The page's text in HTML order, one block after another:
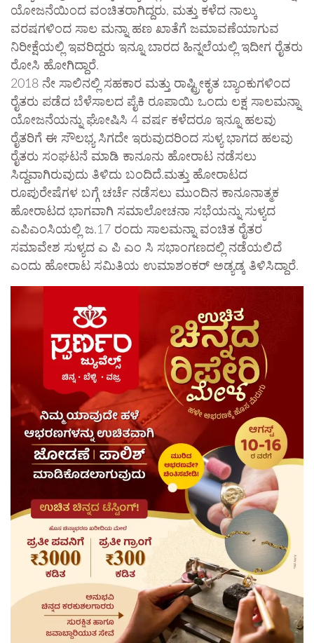
ಯೋಜನೆಯಿಂದ ವಂಚಿತರಾಗಿದ್ದರು, ಮತ್ತು ಕಳೆದ ನಾಲ್ಕು
ವರಷಗಳಿಂದ ಸಾಲ ಮನ್ನಾ ಹಣ ಖಾತೆಗೆ ಜಮಾವಣೆಯಾಗುವ
ನಿರೀಕ್ಷೆಯಲ್ಲಿ ಇವರಿದ್ದರು ಇನ್ನೂ ಬಾರದ ಹಿನ್ನಲೆಯಲ್ಲಿ ಇದೀಗ ರೈತರು
ರೋಸಿ ಹೋಗಿದ್ದಾರೆ.
2018 ನೇ ಸಾಲಿನಲ್ಲಿ ಸಹಕಾರ ಮತ್ತು ರಾಷ್ಟ್ರೀಕೃತ ಬ್ಯಾಂಕುಗಳಿಂದ
ರೈತರು ಪಡೆದ ಬೆಳೆಸಾಲದ ಪೈಕಿ ರೂಪಾಯಿ ಒಂದು ಲಕ್ಷ ಸಾಲಮನ್ನಾ
ಯೋಜನೆಯನ್ನು ಘೋಷಿಸಿ 4 ವರ್ಷ ಕಳೆದರೂ ಇನ್ನೂ ಹಲವು
ರೈತರಿಗೆ ಈ ಸೌಲಭ್ಯ ಸಿಗದೇ ಇರುವುದರಿಂದ ಸುಳ್ಯ ಭಾಗದ ಹಲವು
ರೈತರು ಸಂಘಟನೆ ಮಾಡಿ ಕಾನೂನು ಹೋರಾಟ ನಡೆಸಲು
ಸಿದ್ದವಾಗಿರುವುದು ತಿಳಿದು ಬಂದಿದೆ.ಮತ್ತು ಹೋರಾಟದ
ರೂಪುರೇಷೆಗಳ ಬಗ್ಗೆ ಚರ್ಚೆ ನಡೆಸಲು ಮುಂದಿನ ಕಾನೂನಾತ್ಮಕ
ಹೋರಾಟದ ಭಾಗವಾಗಿ ಸಮಾಲೋಚನಾ ಸಭೆಯನ್ನು ಸುಳ್ಯದ
ಎಪಿಎಂಸಿಯಲ್ಲಿ ಜ.17 ರಂದು ಸಾಲಮನ್ನಾ ವಂಚಿತ ರೈತರ
ಸಮಾವೇಶ ಸುಳ್ಯದ ಎ ಪಿ ಎಂ ಸಿ ಸಭಾಂಗಣದಲ್ಲಿ ನಡೆಯಲಿದೆ
ಎಂದು ಹೋರಾಟ ಸಮಿತಿಯ ಉಮಾಶಂಕರ್ ಅಡ್ಯಡ್ಕ ತಿಳಿಸಿದ್ದಾರೆ.